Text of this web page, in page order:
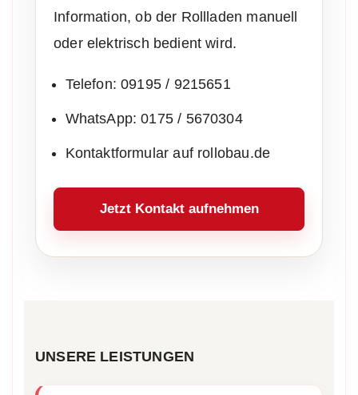
Information, ob der Rollladen manuell
oder elektrisch bedient wird.
Telefon: 09195 / 9215651
WhatsApp: 0175 / 5670304
Kontaktformular auf rollobau.de
Jetzt Kontakt aufnehmen
UNSERE LEISTUNGEN